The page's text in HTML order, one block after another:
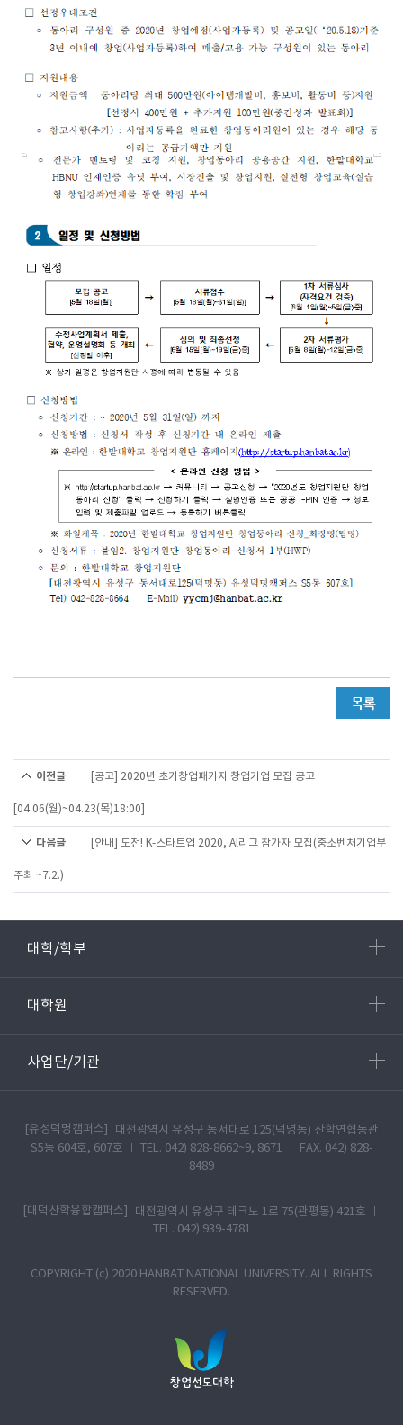
이전글 [공고] 2020년 초기창업패키지 창업기업 모집 공고
[04.06(월)~04.23(목)18:00]
다음글 [안내] 도전! K-스타트업 2020, Al리그 참가자 모집(중소벤처기업부
주최 ~7.2.)
대학/학부
대학원
사업단/기관
[유성덕명캠퍼스]
대전광역시 유성구 동서대로 125(덕명동) 산학연협동관
S5동 604호, 607호 ㅣ TEL. 042) 828-8662~9, 8671 ㅣ FAX. 042) 828-
8489
[대덕산학융합캠퍼스]
대전광역시 유성구 테크노 1로 75(관평동) 421호 ㅣ
TEL. 042) 939-4781
COPYRIGHT (c) 2020 HANBAT NATIONAL UNIVERSITY. ALL RIGHTS
RESERVED.